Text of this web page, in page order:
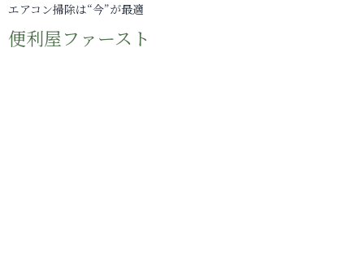
エアコン掃除は“今”が最適
便利屋ファースト